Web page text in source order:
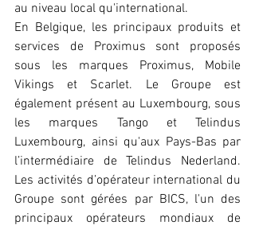
au niveau local qu'international.
En Belgique, les principaux produits et
services de Proximus sont proposés
sous les marques Proximus, Mobile
Vikings et Scarlet. Le Groupe est
également présent au Luxembourg, sous
les marques Tango et Telindus
Luxembourg, ainsi qu'aux Pays-Bas par
l’intermédiaire de Telindus Nederland.
Les activités d’opérateur international du
Groupe sont gérées par BICS, l'un des
principaux opérateurs mondiaux de